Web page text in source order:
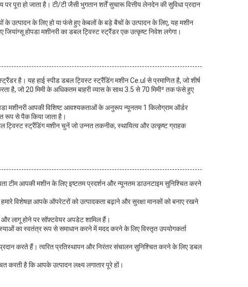
हो जाता है। टी/टी जैसी भुगतान शर्तें सुचारू वित्तीय लेनदेन की सुविधा प्रदान
के उत्पादन के लिए हो या फंसे हुए केबलों के बड़े बैचों के उत्पादन के लिए, यह मशीन
जियांग्सू होपडा मशीनरी का डबल ट्विस्ट स्ट्रैंडर एक उत्कृष्ट निवेश लगेगा।
है। यह हाई स्पीड डबल ट्विस्ट स्ट्रैंडिंग मशीन Ce.ul से प्रमाणित है, जो शीर्ष
है, जो 20 मिमी के अधिकतम बाहरी व्यास के साथ 3.5 से 70 मिमी² तक फंसे हुए
मशीनरी आपकी विशिष्ट आवश्यकताओं के अनुरूप न्यूनतम 1 किलोग्राम ऑर्डर
रूप से पैक किया जाता है।
ट्विस्ट स्ट्रैंडिंग मशीन चुनें जो उन्नत तकनीक, स्थायित्व और उत्कृष्ट ग्राहक
टीम आपकी मशीन के लिए इष्टतम प्रदर्शन और न्यूनतम डाउनटाइम सुनिश्चित करने
विशेषज्ञ आपके ऑपरेटरों को उत्पादकता बढ़ाने और सुरक्षा मानकों को बनाए रखने
लागू होने पर सॉफ़्टवेयर अपडेट शामिल हैं।
का स्वतंत्र रूप से समाधान करने में मदद करने के लिए विस्तृत उपयोगकर्ता
करते हैं। त्वरित प्रतिस्थापन और निरंतर संचालन सुनिश्चित करने के लिए डबल
करती है कि आपके उत्पादन लक्ष्य लगातार पूरे हों।